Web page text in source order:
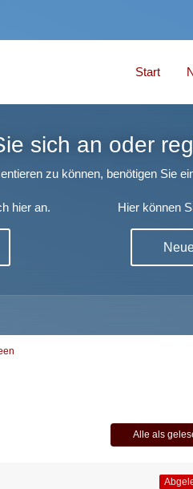
Start
sich an oder
zu können, benötigen Sie
hier an. Hier können
Alle als